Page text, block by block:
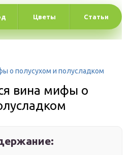
Цветы Статьи
о полусухом и полусладком
вина мифы о